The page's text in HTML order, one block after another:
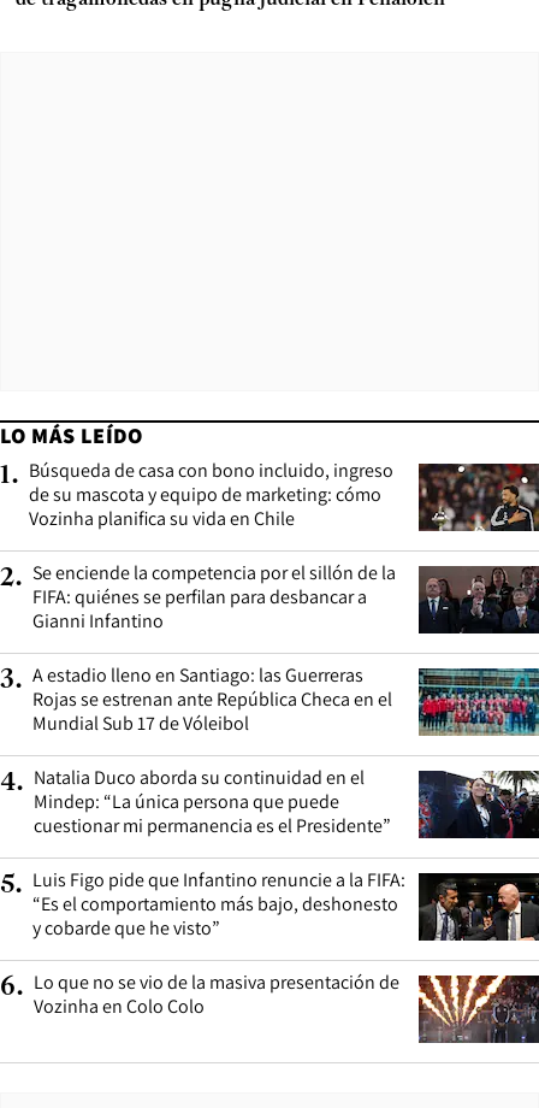
LO MÁS LEÍDO
1. Búsqueda de casa con bono incluido, ingreso
de su mascota y equipo de marketing: cómo
Vozinha planifica su vida en Chile
2. Se enciende la competencia por el sillón de la
FIFA: quiénes se perfilan para desbancar a
Gianni Infantino
3. A estadio lleno en Santiago: las Guerreras
Rojas se estrenan ante República Checa en el
Mundial Sub 17 de Vóleibol
4. Natalia Duco aborda su continuidad en el
Mindep: “La única persona que puede
cuestionar mi permanencia es el Presidente”
5. Luis Figo pide que Infantino renuncie a la FIFA:
“Es el comportamiento más bajo, deshonesto
y cobarde que he visto”
6. Lo que no se vio de la masiva presentación de
Vozinha en Colo Colo